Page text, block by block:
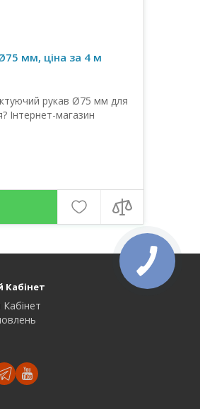
мм, ціна за 4 м
рукав Ø75 мм для
Інтернет-магазин
Кабінет